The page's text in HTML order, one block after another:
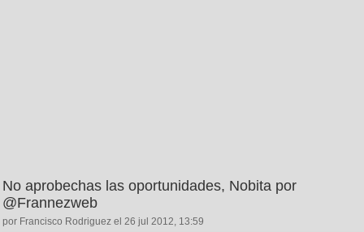
No aprobechas las oportunidades, Nobita por
@Frannezweb
por Francisco Rodriguez el 26 jul 2012, 13:59